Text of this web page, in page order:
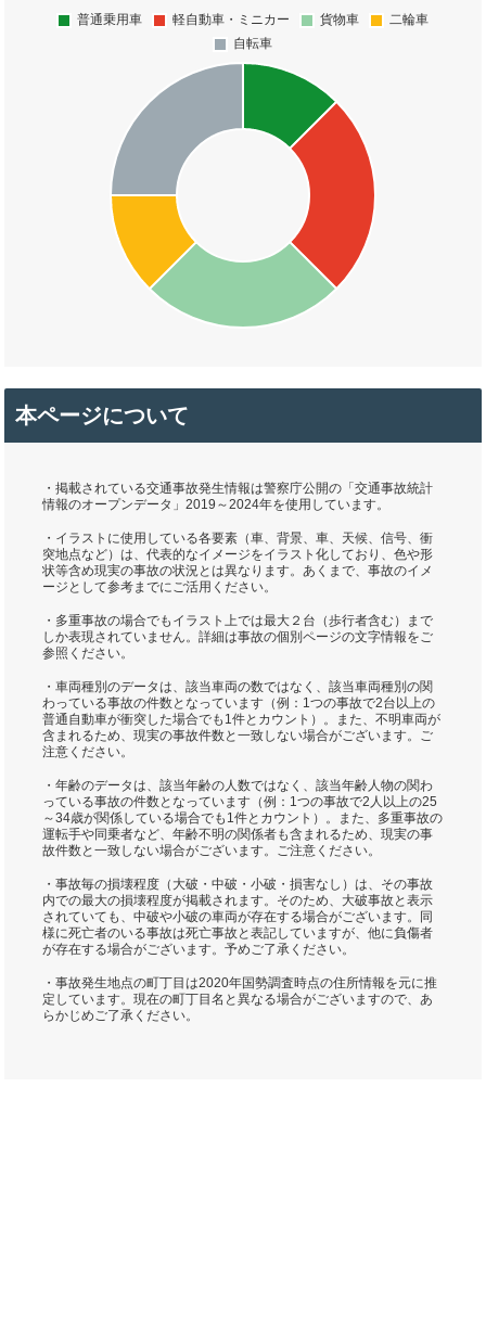
本ページについて
・掲載されている交通事故発生情報は警察庁公開の「交通事故統計
情報のオープンデータ」2019～2024年を使用しています。
・イラストに使用している各要素（車、背景、車、天候、信号、衝
突地点など）は、代表的なイメージをイラスト化しており、色や形
状等含め現実の事故の状況とは異なります。あくまで、事故のイメ
ージとして参考までにご活用ください。
・多重事故の場合でもイラスト上では最大２台（歩行者含む）まで
しか表現されていません。詳細は事故の個別ページの文字情報をご
参照ください。
・車両種別のデータは、該当車両の数ではなく、該当車両種別の関
わっている事故の件数となっています（例：1つの事故で2台以上の
普通自動車が衝突した場合でも1件とカウント）。また、不明車両が
含まれるため、現実の事故件数と一致しない場合がございます。ご
注意ください。
・年齢のデータは、該当年齢の人数ではなく、該当年齢人物の関わ
っている事故の件数となっています（例：1つの事故で2人以上の25
～34歳が関係している場合でも1件とカウント）。また、多重事故の
運転手や同乗者など、年齢不明の関係者も含まれるため、現実の事
故件数と一致しない場合がございます。ご注意ください。
・事故毎の損壊程度（大破・中破・小破・損害なし）は、その事故
内での最大の損壊程度が掲載されます。そのため、大破事故と表示
されていても、中破や小破の車両が存在する場合がございます。同
様に死亡者のいる事故は死亡事故と表記していますが、他に負傷者
が存在する場合がございます。予めご了承ください。
・事故発生地点の町丁目は2020年国勢調査時点の住所情報を元に推
定しています。現在の町丁目名と異なる場合がございますので、あ
らかじめご了承ください。